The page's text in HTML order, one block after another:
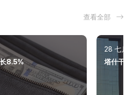
查看全部
8.5%
28 七月
塔什干巩